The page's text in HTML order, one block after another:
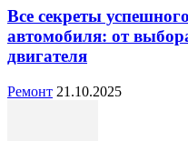
Все секреты
автомобиля: от
двигателя
Ремонт 21.10.2025